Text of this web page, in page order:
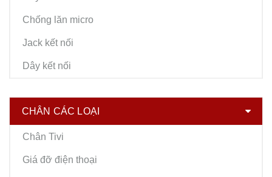
Chống lăn micro
Jack kết nối
Dây kết nối
CHÂN CÁC LOẠI
Chân Tivi
Giá đỡ điện thoại